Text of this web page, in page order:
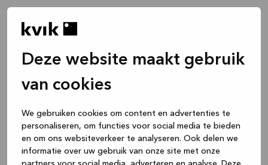
Deze website maakt gebruik
van cookies
We gebruiken cookies om content en advertenties te
personaliseren, om functies voor social media te bieden
en om ons websiteverkeer te analyseren. Ook delen we
informatie over uw gebruik van onze site met onze